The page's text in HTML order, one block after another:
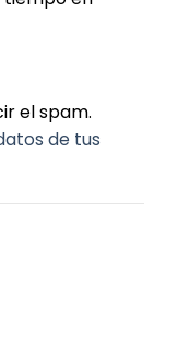
el spam.
de tus